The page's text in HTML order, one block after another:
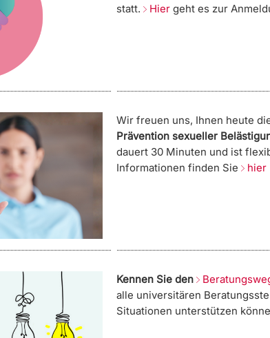
statt.
Hiergeht es zur
Wir freuen uns, Ihnen heute
Prävention sexueller
dauert 30 Minuten und ist
Informationen finden Sie
hier
Kennen Sie den
alle universitären
Situationen unterstützen